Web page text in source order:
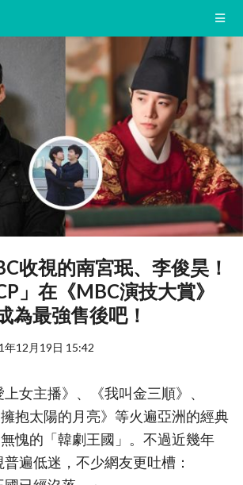
收視的南宮珉、李俊昊！
」在《MBC演技大賞》
為最強售後吧！
年12月19日 15:42
女主播》、《我叫金三順》、
擁抱太陽的月亮》等火遍亞洲的經典
愧的「韓劇王國」。不過近幾年
遍低迷，不少網友更吐槽：